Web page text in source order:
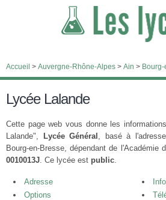
Accueil > Auvergne-Rhône-Alpes > Ain >
Lycée Lalande
Cette page web vous donne les
Lalande",
Lycée Général , basé à
Bourg-en-Bresse, dépendant de
0010013J. Ce lycée est public.
Adresse
Options